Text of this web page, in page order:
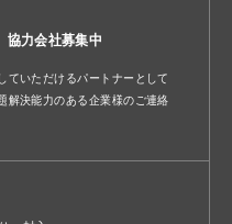
力会社募集中
ていただけるパートナーとして
解決能力のある企業様のご連絡